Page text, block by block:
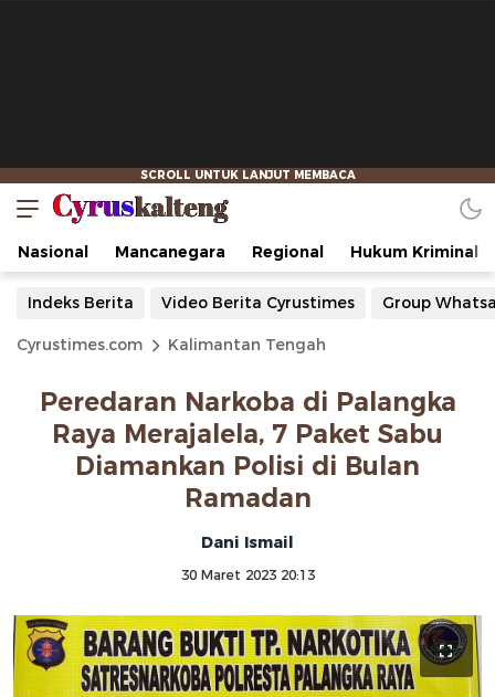
Nasional Mancanegara Regional Hukum Kriminal
Indeks Berita Video Berita Cyrustimes Group
Cyrustimes.com Kalimantan Tengah
Peredaran Narkoba di Palangka
Raya Merajalela, 7 Paket Sabu
Diamankan Polisi di Bulan
Ramadan
Dani Ismail
30 Maret 2023 20:13